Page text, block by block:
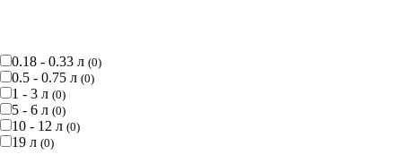
0.18 - 0.33 л (0)
0.5 - 0.75 л (0)
1 - 3 л (0)
5 - 6 л (0)
10 - 12 л (0)
19 л (0)